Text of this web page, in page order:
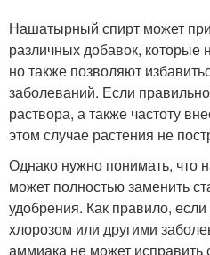
Нашатырный спирт может
различных добавок, которые
но также позволяют
заболеваний. Если
раствора, а также частоту
этом случае растения не
Однако нужно понимать, что
может полностью заменить
удобрения. Как правило,
хлорозом или другими
аммиака не может